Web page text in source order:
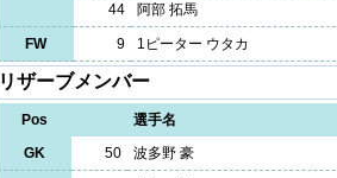
44 阿部 拓馬
FW 9 1ピーター ウタカ
リザーブメンバー
Pos
選手名
GK
50 波多野 豪